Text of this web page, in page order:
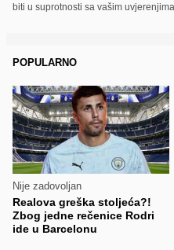
biti u suprotnosti sa vašim uvjerenjima.
POPULARNO
Nije zadovoljan
Realova greška stoljeća?!
Zbog jedne rečenice Rodri
ide u Barcelonu